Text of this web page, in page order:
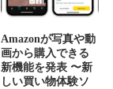
Amazonが写真や動
画から購入できる
新機能を発表 〜新
しい買い物体験ソ